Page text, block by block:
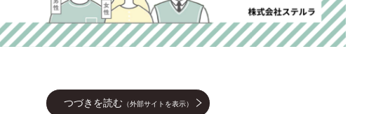
つづきを読む（外部サイトを表示）